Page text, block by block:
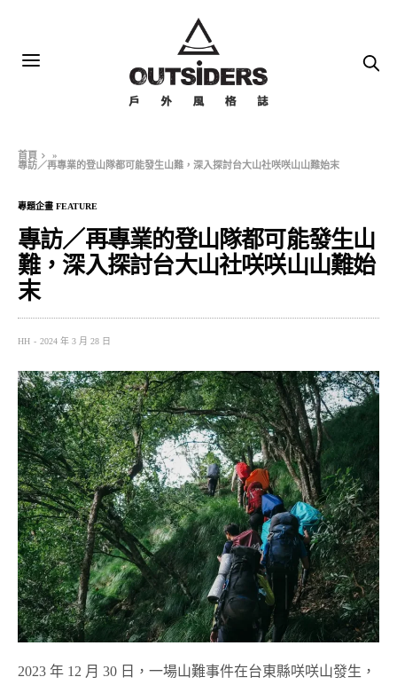
首頁
»
專訪／再專業的登山隊都可能發生山難，深入探討台大山社咲咲山山難始末
專題企畫 FEATURE
專訪／再專業的登山隊都可能發生山
難，深入探討台大山社咲咲山山難始
末
HH 2024 年 3 月 28 日
2023 年 12 月 30 日，一場山難事件在台東縣咲咲山發生，